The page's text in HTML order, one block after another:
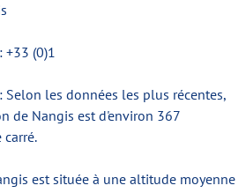
(0)1
les données les plus récentes,
de Nangis est d'environ 367
est située à une altitude moyenne